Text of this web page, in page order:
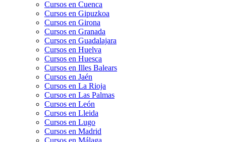
Cursos en Cuenca
Cursos en Gipuzkoa
Cursos en Girona
Cursos en Granada
Cursos en Guadalajara
Cursos en Huelva
Cursos en Huesca
Cursos en Illes Balears
Cursos en Jaén
Cursos en La Rioja
Cursos en Las Palmas
Cursos en León
Cursos en Lleida
Cursos en Lugo
Cursos en Madrid
Cursos en Málaga